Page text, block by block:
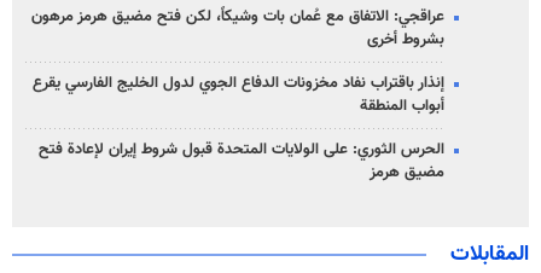
عراقجي: الاتفاق مع عُمان بات وشيكاً، لكن فتح مضيق هرمز مرهون
بشروط أخرى
إنذار باقتراب نفاد مخزونات الدفاع الجوي لدول الخليج الفارسي يقرع
أبواب المنطقة
الحرس الثوري: على الولايات المتحدة قبول شروط إيران لإعادة فتح
مضيق هرمز
المقابلات